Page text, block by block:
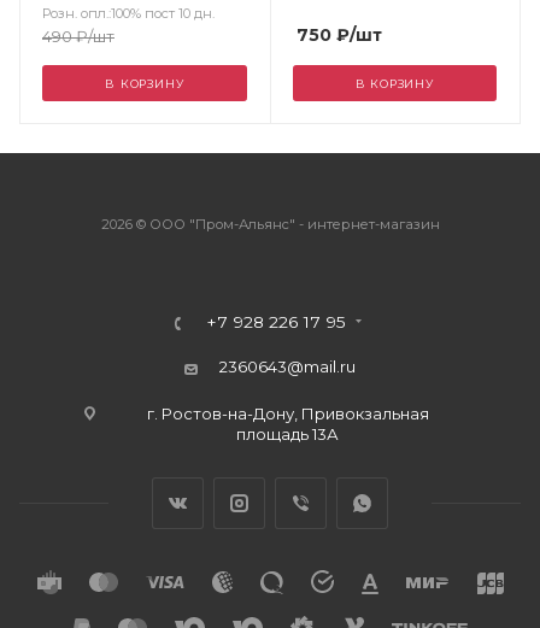
Розн. опл.:100% пост 10 дн.
490₽/шт
В КОРЗИНУ
750₽/шт
В КОРЗИНУ
2026 © ООО "Пром-Альянс" - интернет-магазин
+7 928 226 17 95
2360643@mail.ru
г. Ростов-на-Дону, Привокзальная
площадь 13А